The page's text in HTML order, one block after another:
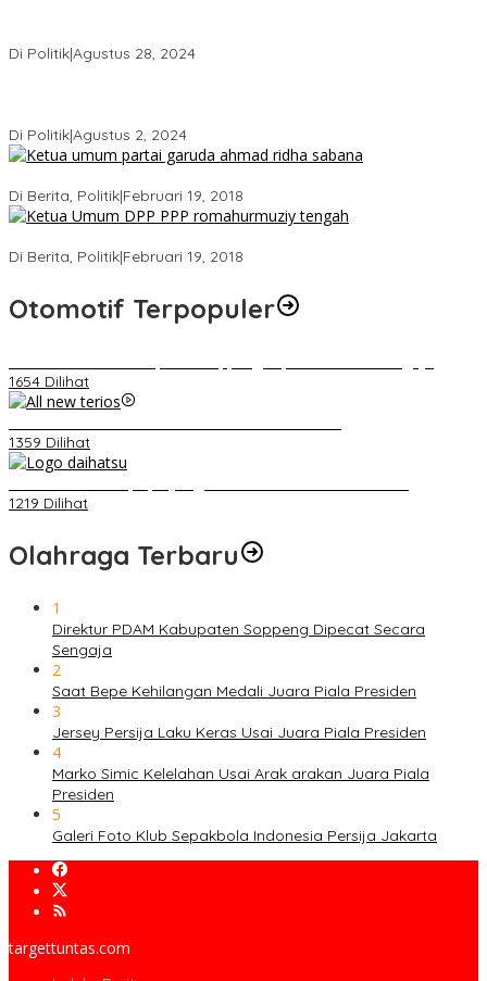
Di Politik|Agustus 28, 2024
Di Politik|Agustus 2, 2024
Di Berita, Politik|Februari 19, 2018
Di Berita, Politik|Februari 19, 2018
Otomotif Terpopuler
1654 Dilihat
1359 Dilihat
1219 Dilihat
Olahraga Terbaru
1
Direktur PDAM Kabupaten Soppeng Dipecat Secara
Sengaja
2
Saat Bepe Kehilangan Medali Juara Piala Presiden
3
Jersey Persija Laku Keras Usai Juara Piala Presiden
4
Marko Simic Kelelahan Usai Arak arakan Juara Piala
Presiden
5
Galeri Foto Klub Sepakbola Indonesia Persija Jakarta
targettuntas.com